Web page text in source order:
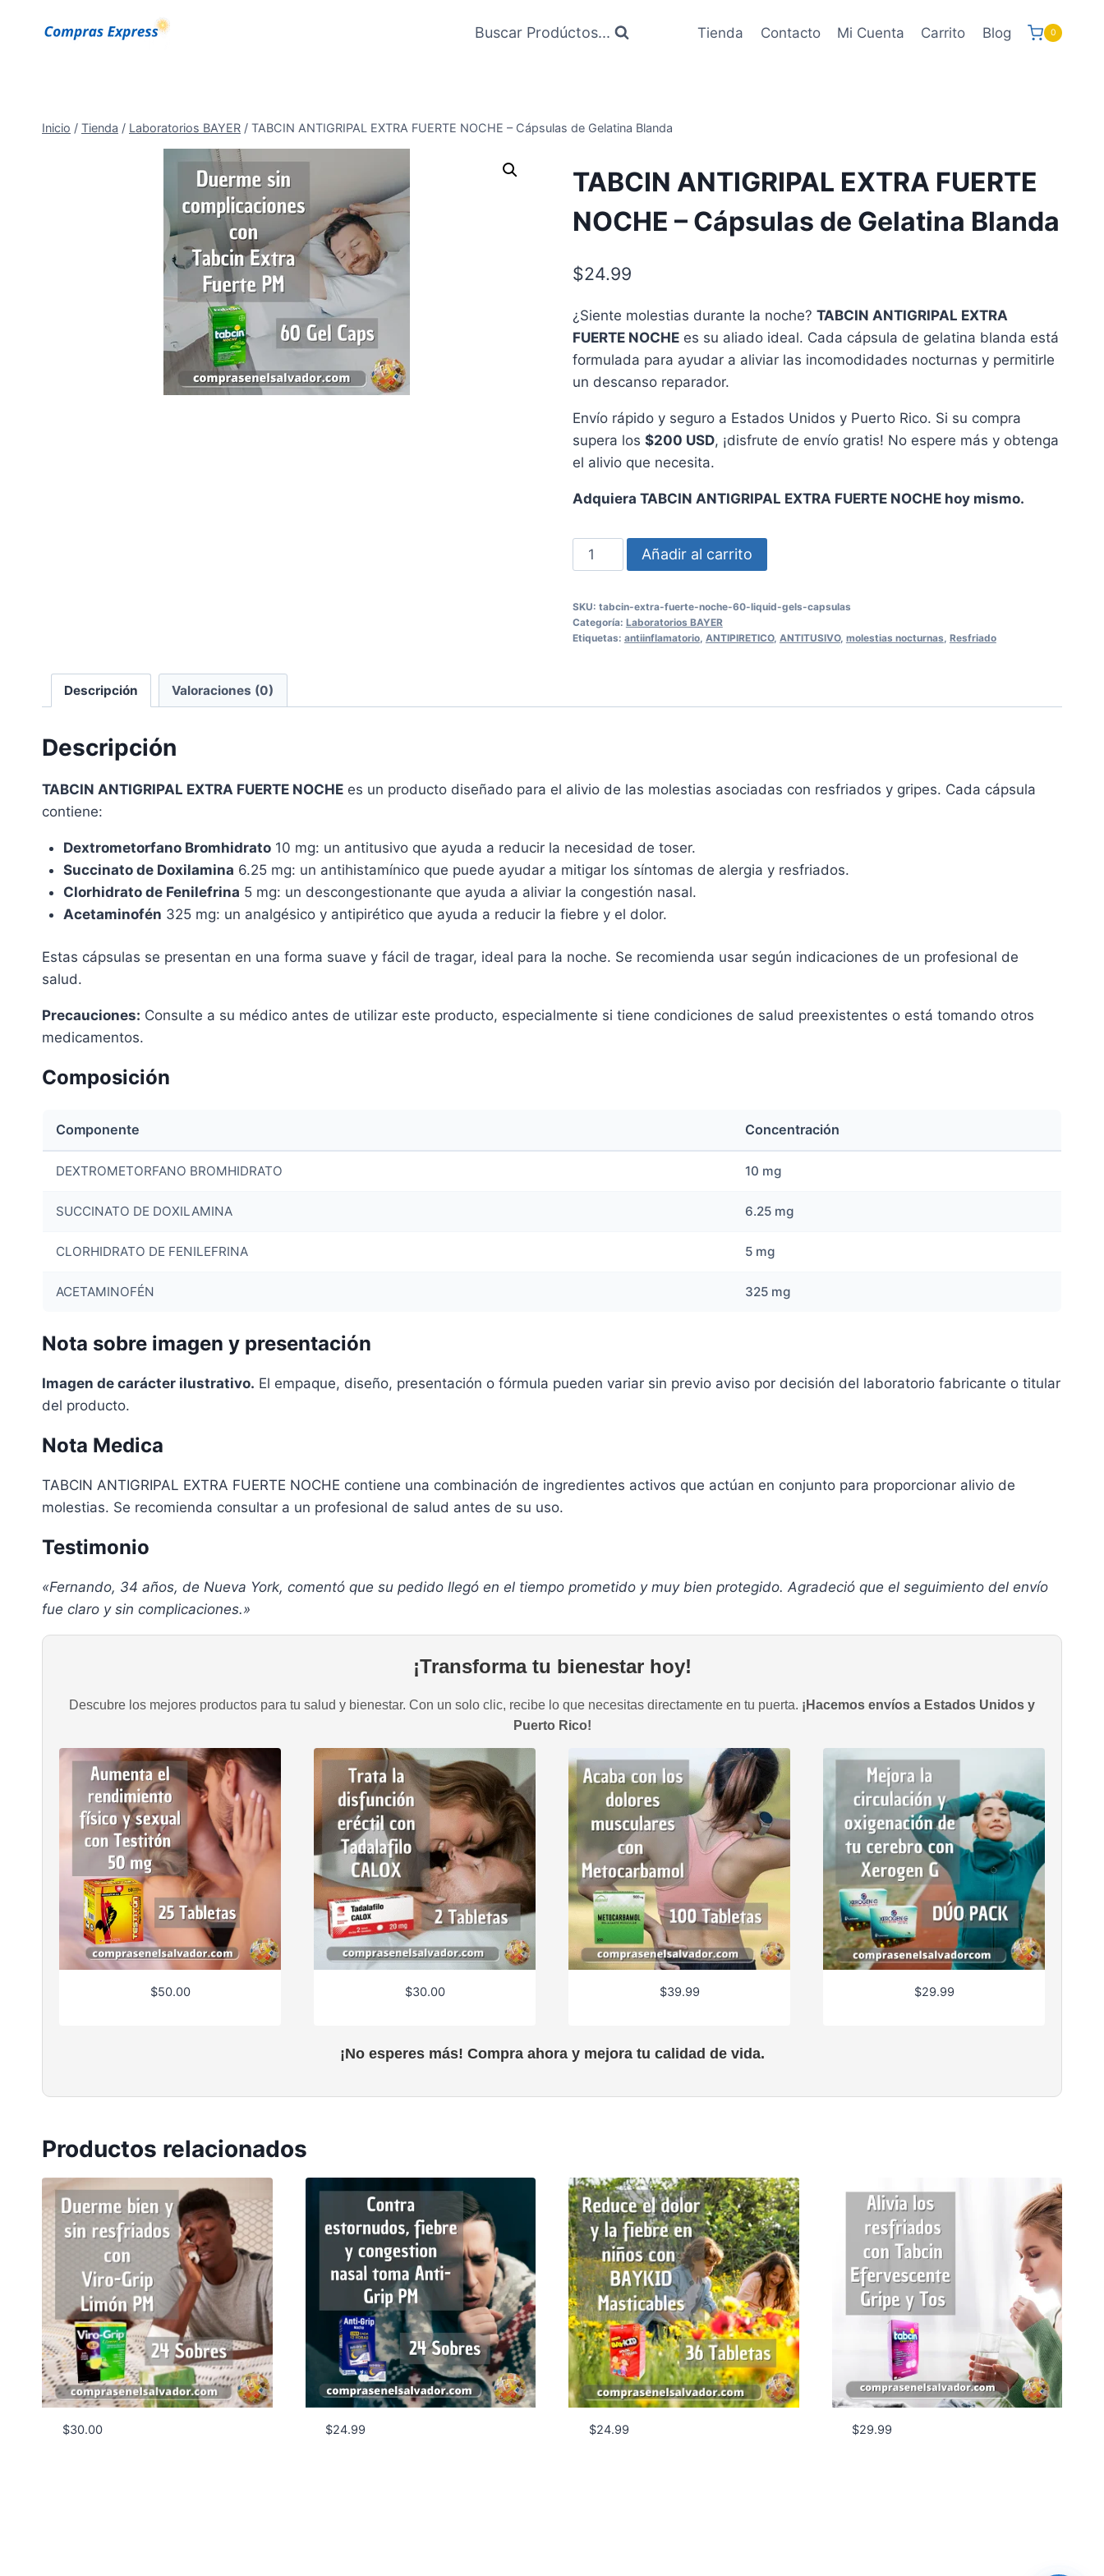
Buscar Prodúctos... Tienda Contacto Mi Cuenta Carrito Blog 0
Inicio / Tienda / Laboratorios BAYER / TABCIN ANTIGRIPAL EXTRA FUERTE NOCHE – Cápsulas de Gelatina Blanda
TABCIN ANTIGRIPAL EXTRA FUERTE
NOCHE – Cápsulas de Gelatina Blanda
$24.99
¿Siente molestias durante la noche? TABCIN ANTIGRIPAL EXTRA
FUERTE NOCHEes su aliado ideal. Cada cápsula de gelatina blanda está
formulada para ayudar a aliviar las incomodidades nocturnas y permitirle
un descanso reparador.
Envío rápido y seguro a Estados Unidos y Puerto Rico. Si su compra
supera los $200 USD, ¡disfrute de envío gratis! No espere más y obtenga
el alivio que necesita.
Adquiera TABCIN ANTIGRIPAL EXTRA FUERTE NOCHE hoy mismo.
TABCIN
ANTIGRIPAL
FUERTE
NOCHE
de
Añadir al carrito
SKU: tabcin-extra-fuerte-noche-60-liquid-gels-capsulas
Categoría: Laboratorios BAYER
Etiquetas: antiinflamatorio, ANTIPIRETICO, ANTITUSIVO, molestias nocturnas Resfriado
Descripción Valoraciones (0)
Descripción
TABCIN ANTIGRIPAL EXTRA FUERTE NOCHE es un producto diseñado para el alivio de las molestias asociadas con resfriados y gripes. Cada cápsula
contiene:
Dextrometorfano Bromhidrato10 mg: un antitusivo que ayuda a reducir la necesidad de toser.
Succinato de Doxilamina 6.25 mg: un antihistamínico que puede ayudar a mitigar los síntomas de alergia y resfriados.
Clorhidrato de Fenilefrina 5 mg: un descongestionante que ayuda a aliviar la congestión nasal.
Acetaminofén 325 mg: un analgésico y antipirético que ayuda a reducir la fiebre y el dolor.
Estas cápsulas se presentan en una forma suave y fácil de tragar, ideal para la noche. Se recomienda usar según indicaciones de un profesional de
salud.
Precauciones: Consulte a su médico antes de utilizar este producto, especialmente si tiene condiciones de salud preexistentes o está tomando otros
medicamentos.
Composición
Componente Concentración
DEXTROMETORFANO BROMHIDRATO 10 mg
SUCCINATO DE DOXILAMINA 6.25 mg
CLORHIDRATO DE FENILEFRINA 5 mg
ACETAMINOFÉN 325 mg
Nota sobre imagen y presentación
Imagen de carácter ilustrativo. El empaque, diseño, presentación o fórmula pueden variar sin previo aviso por decisión del laboratorio fabricante o titular
del producto.
Nota Medica
TABCIN ANTIGRIPAL EXTRA FUERTE NOCHE contiene una combinación de ingredientes activos que actúan en conjunto para proporcionar alivio de
molestias. Se recomienda consultar a un profesional de salud antes de su uso.
Testimonio
«Fernando, 34 años, de Nueva York, comentó que su pedido llegó en el tiempo prometido y muy bien protegido. Agradeció que el seguimiento del envío
fue claro y sin complicaciones.»
¡Transforma tu bienestar hoy!
Descubre los mejores productos para tu salud y bienestar. Con un solo clic, recibe lo que necesitas directamente en tu puerta. ¡Hacemos envíos a Estados Unidos y
Puerto Rico!
$50.00 $30.00 $39.99 $29.99
¡No esperes más! Compra ahora y mejora tu calidad de vida.
Productos relacionados
$30.00 $24.99 $24.99 $29.99